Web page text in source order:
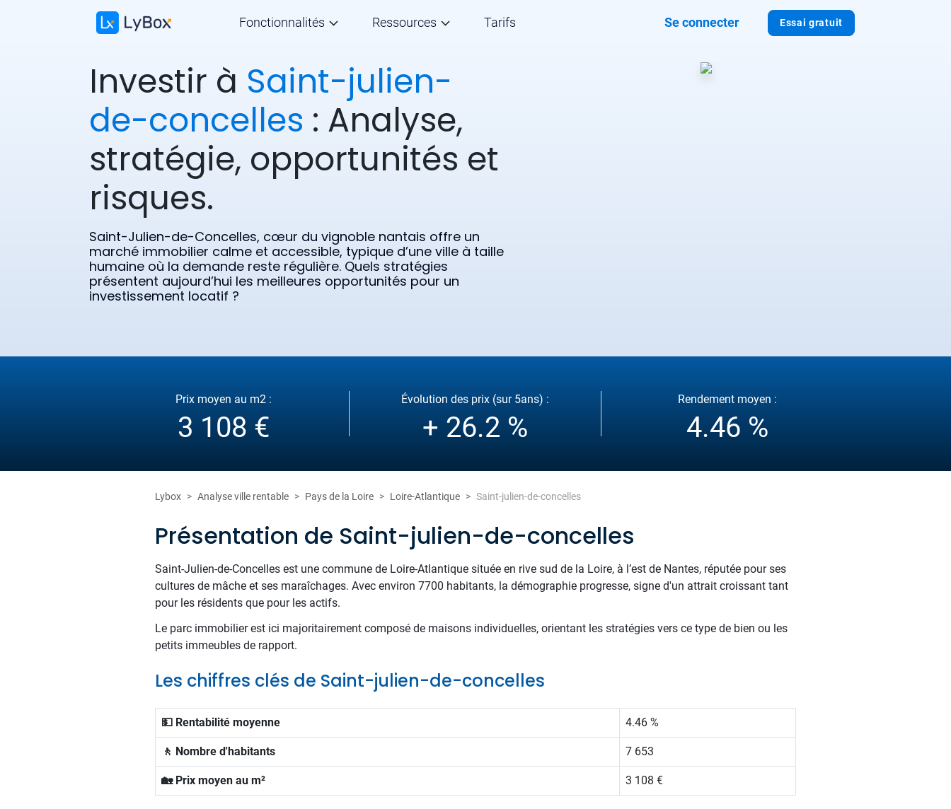
Essai gratuit
Fonctionnalités Ressources Tarifs Se connecter
Investir à Saint-julien-
de-concelles : Analyse,
stratégie, opportunités et
risques.
Saint-Julien-de-Concelles, cœur du vignoble nantais offre un
marché immobilier calme et accessible, typique d’une ville à taille
humaine où la demande reste régulière. Quels stratégies
présentent aujourd’hui les meilleures opportunités pour un
investissement locatif ?
Prix moyen au m2 :
3 108 €
Évolution des prix (sur 5ans) :
+ 26.2 %
Rendement moyen :
4.46 %
Lybox Analyse ville rentable Pays de la Loire Loire-Atlantique Saint-julien-de-concelles
Présentation de Saint-julien-de-concelles
Saint-Julien-de-Concelles est une commune de Loire-Atlantique située en rive sud de la Loire, à l’est de Nantes, réputée pour ses
cultures de mâche et ses maraîchages. Avec environ 7700 habitants, la démographie progresse, signe d'un attrait croissant tant
pour les résidents que pour les actifs.
Le parc immobilier est ici majoritairement composé de maisons individuelles, orientant les stratégies vers ce type de bien ou les
petits immeubles de rapport.
Les chiffres clés de Saint-julien-de-concelles
💵 Rentabilité moyenne 4.46 %
🚶 Nombre d'habitants 7 653
🏡 Prix moyen au m² 3 108 €